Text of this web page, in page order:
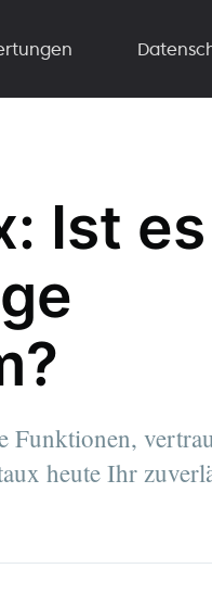
Ist
Funktionen,
heute Ihr